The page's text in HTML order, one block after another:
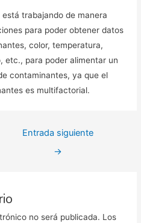
trabajando de manera
para poder obtener datos
color, temperatura,
etc., para poder alimentar un
contaminantes, ya que el
es multifactorial.
Entrada siguiente
→
no será publicada. Los